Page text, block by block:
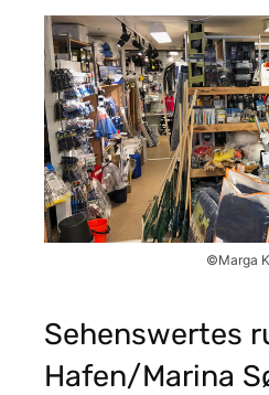
©Marga
Sehenswertes
Hafen/Marina